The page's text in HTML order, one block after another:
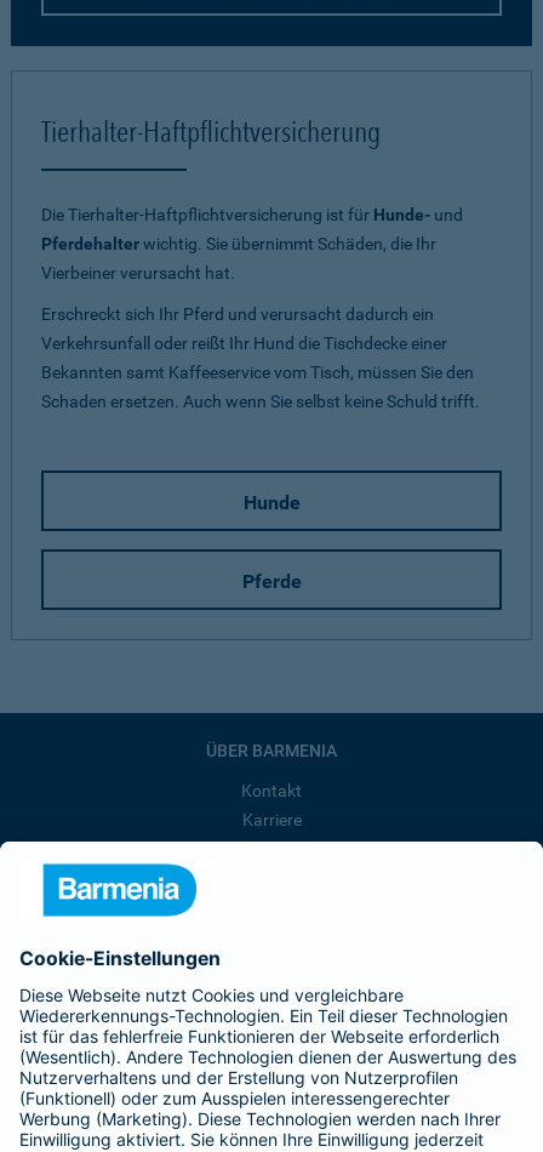
Tierhalter-Haftpflichtversicherung
Die Tierhalter-Haftpflichtversicherung ist für Hunde- und
Pferdehalterwichtig. Sie übernimmt Schäden, die Ihr
Vierbeiner verursacht hat.
Erschreckt sich Ihr Pferd und verursacht dadurch ein
Verkehrsunfall oder reißt Ihr Hund die Tischdecke einer
Bekannten samt Kaffeeservice vom Tisch, müssen Sie den
Schaden ersetzen. Auch wenn Sie selbst keine Schuld trifft.
Hunde
Pferde
ÜBER BARMENIA
Kontakt
Karriere
Barmenia ist Teil der BarmeniaGothaer
BELIEBTE SEITEN
Kranken-Zusatzversicherung
Tierversicherungen
Haftpflichtversicherung
Hausratversicherung